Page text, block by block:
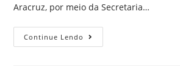
Aracruz, por meio da Secretaria…
Continue Lendo